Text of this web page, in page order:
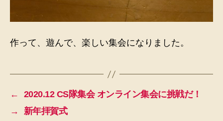
作って、遊んで、楽しい集会になりました。
←
2020.12 CS隊集会 オンライン集会に挑戦だ！
→
新年拝賀式